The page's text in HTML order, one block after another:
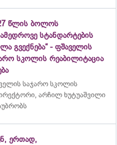
წლის ბოლოს
სტანდარტების
გვექნება“ - ფშაველის
სკოლის რეაბილიტაცია
საჯარო სკოლის
არჩილ ხუტუაშვილი
ერთად,